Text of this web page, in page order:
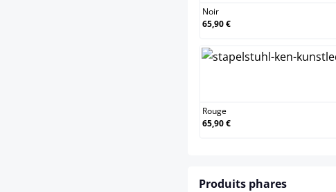
Noir
65,90 €
Rouge
65,90 €
Produits phares